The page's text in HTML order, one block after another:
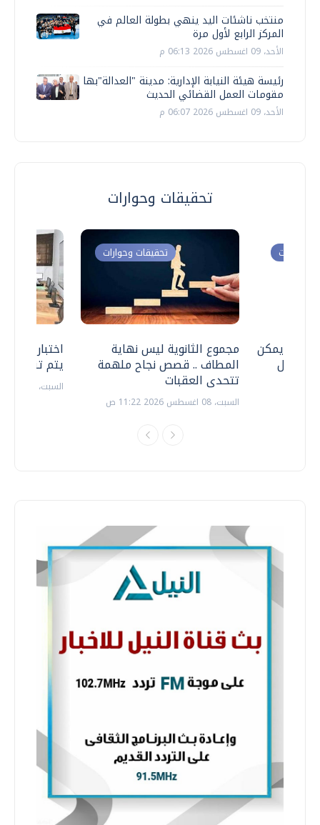
منتخب ناشئات اليد ينهي بطولة العالم في
المركز الرابع لأول مرة
الأحد، 09 اغسطس 2026 06:13 م
رئيسة هيئة النيابة الإدارية: مدينة "العدالة"بها
مقومات العمل القضائي الحديث
الأحد، 09 اغسطس 2026 06:07 م
تحقيقات وحوارات
اختبارات
يتم
السبت، 18 يوليو 2026 09:22 ص
تحقيقات وحوارات
مجموع الثانوية ليس نهاية
المطاف .. قصص نجاح ملهمة
تتحدى العقبات
السبت، 08 اغسطس 2026 11:22 ص
وحوارات
.. هل يمكن
نتعامل